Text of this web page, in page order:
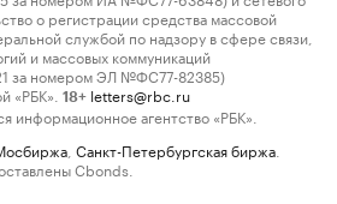
о регистрации средства массовой
службой по надзору в сфере связи,
и массовых коммуникаций
за номером ЭЛ №ФС77-82385)
«РБК».
18+ letters@rbc.ru
информационное агентство «РБК».
Санкт-Петербургская биржа
Cbonds.